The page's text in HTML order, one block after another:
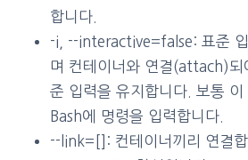
합니다.
-i, --interactive=false: 표준
며 컨테이너와 연결(attach)되
준 입력을 유지합니다. 보통 이
Bash에 명령을 입력합니다.
--link=[]: 컨테이너끼리 연결합